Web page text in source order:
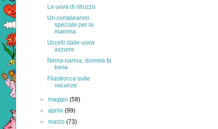
Le uova di struzzo
Un compleanno
speciale per la
mamma
Uccelli dalle uova
azzurre
Ninna nanna, dormire fa
bene
Filastrocca sulle
vacanze
►maggio(58)
►aprile(99)
►marzo(73)